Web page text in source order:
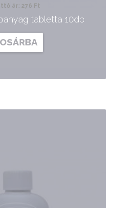
ár: 276 Ft
tabletta 10db